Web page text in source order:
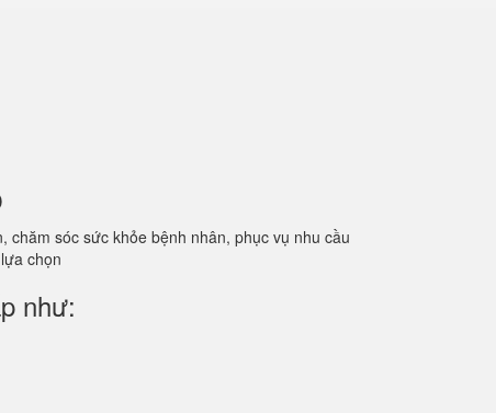
chăm sóc sức khỏe bệnh nhân, phục vụ nhu cầu
chọn
như: